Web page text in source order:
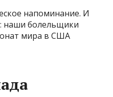
напоминание. И
наши болельщики
мира в США